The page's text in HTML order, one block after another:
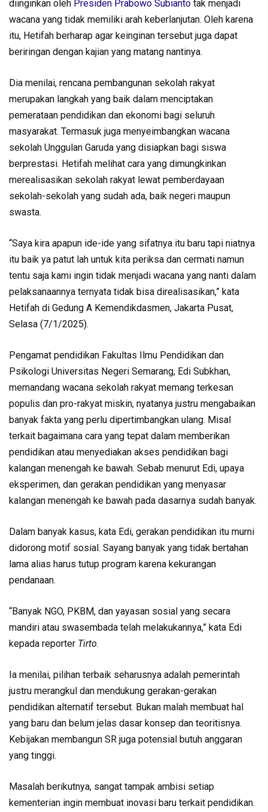
diinginkan oleh Presiden Prabowo Subianto tak menjadi
wacana yang tidak memiliki arah keberlanjutan. Oleh karena
itu, Hetifah berharap agar keinginan tersebut juga dapat
beriringan dengan kajian yang matang nantinya.
Dia menilai, rencana pembangunan sekolah rakyat
merupakan langkah yang baik dalam menciptakan
pemerataan pendidikan dan ekonomi bagi seluruh
masyarakat. Termasuk juga menyeimbangkan wacana
sekolah Unggulan Garuda yang disiapkan bagi siswa
berprestasi. Hetifah melihat cara yang dimungkinkan
merealisasikan sekolah rakyat lewat pemberdayaan
sekolah-sekolah yang sudah ada, baik negeri maupun
swasta.
“Saya kira apapun ide-ide yang sifatnya itu baru tapi niatnya
itu baik ya patut lah untuk kita periksa dan cermati namun
tentu saja kami ingin tidak menjadi wacana yang nanti dalam
pelaksanaannya ternyata tidak bisa direalisasikan,” kata
Hetifah di Gedung A Kemendikdasmen, Jakarta Pusat,
Selasa (7/1/2025).
Pengamat pendidikan Fakultas Ilmu Pendidikan dan
Psikologi Universitas Negeri Semarang, Edi Subkhan,
memandang wacana sekolah rakyat memang terkesan
populis dan pro-rakyat miskin, nyatanya justru mengabaikan
banyak fakta yang perlu dipertimbangkan ulang. Misal
terkait bagaimana cara yang tepat dalam memberikan
pendidikan atau menyediakan akses pendidikan bagi
kalangan menengah ke bawah. Sebab menurut Edi, upaya
eksperimen, dan gerakan pendidikan yang menyasar
kalangan menengah ke bawah pada dasarnya sudah banyak.
Dalam banyak kasus, kata Edi, gerakan pendidikan itu murni
didorong motif sosial. Sayang banyak yang tidak bertahan
lama alias harus tutup program karena kekurangan
pendanaan.
“Banyak NGO, PKBM, dan yayasan sosial yang secara
mandiri atau swasembada telah melakukannya,” kata Edi
kepada reporter Tirto.
Ia menilai, pilihan terbaik seharusnya adalah pemerintah
justru merangkul dan mendukung gerakan-gerakan
pendidikan alternatif tersebut. Bukan malah membuat hal
yang baru dan belum jelas dasar konsep dan teoritisnya.
Kebijakan membangun SR juga potensial butuh anggaran
yang tinggi.
Masalah berikutnya, sangat tampak ambisi setiap
kementerian ingin membuat inovasi baru terkait pendidikan.